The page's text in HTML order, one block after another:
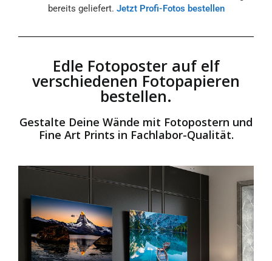
bereits geliefert. Jetzt Profi-Fotos bestellen
Edle Fotoposter auf elf
verschiedenen Fotopapieren
bestellen.
Gestalte Deine Wände mit Fotopostern und
Fine Art Prints in Fachlabor-Qualität.